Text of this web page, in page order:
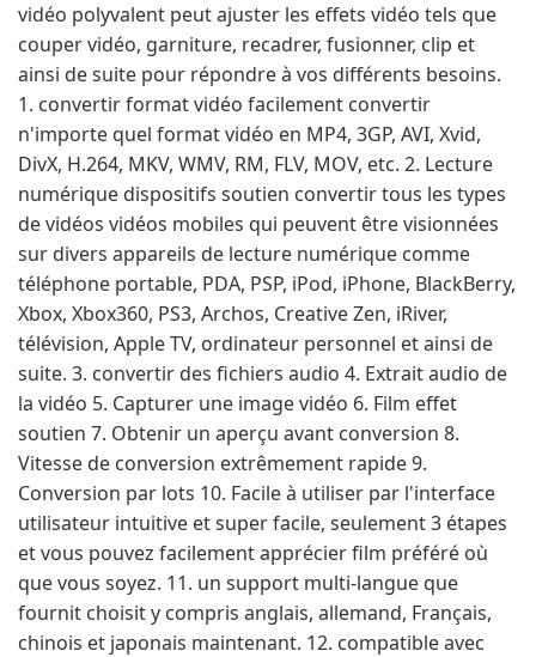
vidéo polyvalent peut ajuster les effets vidéo tels que
couper vidéo, garniture, recadrer, fusionner, clip et
ainsi de suite pour répondre à vos différents besoins.
1. convertir format vidéo facilement convertir
n'importe quel format vidéo en MP4, 3GP, AVI, Xvid,
DivX, H.264, MKV, WMV, RM, FLV, MOV, etc. 2. Lecture
numérique dispositifs soutien convertir tous les types
de vidéos vidéos mobiles qui peuvent être visionnées
sur divers appareils de lecture numérique comme
téléphone portable, PDA, PSP, iPod, iPhone, BlackBerry,
Xbox, Xbox360, PS3, Archos, Creative Zen, iRiver,
télévision, Apple TV, ordinateur personnel et ainsi de
suite. 3. convertir des fichiers audio 4. Extrait audio de
la vidéo 5. Capturer une image vidéo 6. Film effet
soutien 7. Obtenir un aperçu avant conversion 8.
Vitesse de conversion extrêmement rapide 9.
Conversion par lots 10. Facile à utiliser par l'interface
utilisateur intuitive et super facile, seulement 3 étapes
et vous pouvez facilement apprécier film préféré où
que vous soyez. 11. un support multi-langue que
fournit choisit y compris anglais, allemand, Français,
chinois et japonais maintenant. 12. compatible avec